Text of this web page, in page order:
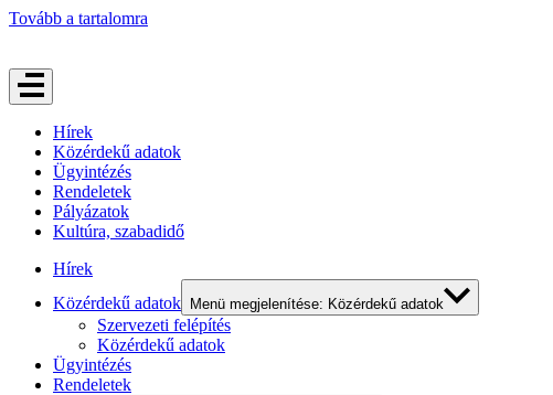
Tovább a tartalomra
Hírek
Közérdekű adatok
Ügyintézés
Rendeletek
Pályázatok
Kultúra, szabadidő
Hírek
Közérdekű adatok
Menü megjelenítése: Közérdekű adatok
Szervezeti felépítés
Közérdekű adatok
Ügyintézés
Rendeletek